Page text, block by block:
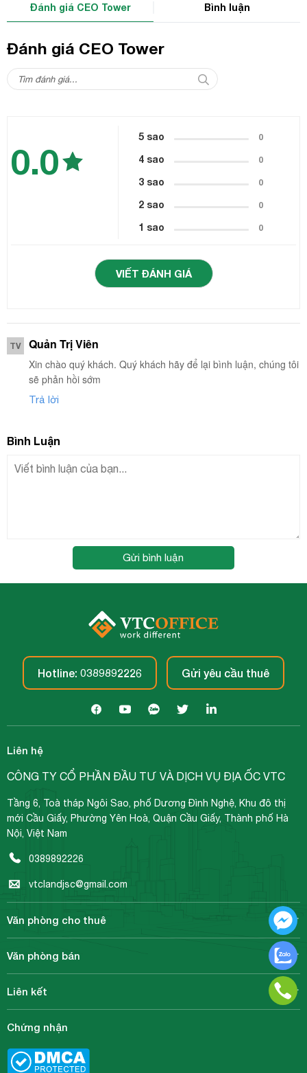
Đánh giá CEO Tower Bình luận
Đánh giá CEO Tower
0.0
5 sao 0
4 sao 0
3 sao 0
2 sao 0
1 sao 0
VIẾT ĐÁNH GIÁ
TV Quản Trị Viên
Xin chào quý khách. Quý khách hãy để lại bình luận, chúng tôi
sẽ phản hồi sớm
Trả lời
Bình Luận
Gửi bình luận
Hotline: 0389892226 Gửi yêu cầu thuê
Liên hệ
CÔNG TY CỔ PHẦN ĐẦU TƯ VÀ DỊCH VỤ ĐỊA ỐC VTC
Tầng 6, Toà tháp Ngôi Sao, phố Dương Đình Nghệ, Khu đô thị
mới Cầu Giấy, Phường Yên Hoà, Quận Cầu Giấy, Thành phố Hà
Nội, Việt Nam
0389892226
vtclandjsc@gmail.com
Văn phòng cho thuê
Văn phòng bán
Liên kết
Chứng nhận